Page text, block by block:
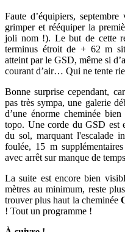
Faute d’équipiers,
grimper et rééquiper la
joli nom !). Le but de cette
terminus étroit de + 62 m
atteint par le GSD, même si
courant d’air… Qui ne tente
Bonne surprise cependant,
pas très sympa, une galerie
d’une énorme cheminée
topo. Une corde du GSD est
du sol, marquant l'escalade
foulée, 15 m supplémentaires
avec arrêt sur manque de
La suite est encore bien
mètres au minimum, reste
trouver plus haut la cheminée
! Tout un programme !